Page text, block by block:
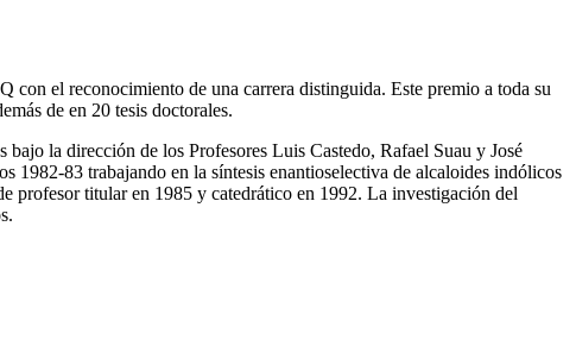
el reconocimiento de una carrera distinguida. Este premio a toda su
de en 20 tesis doctorales.
la dirección de los Profesores Luis Castedo, Rafael Suau y José
1982-83 trabajando en la síntesis enantioselectiva de alcaloides indólicos
profesor titular en 1985 y catedrático en 1992. La investigación del